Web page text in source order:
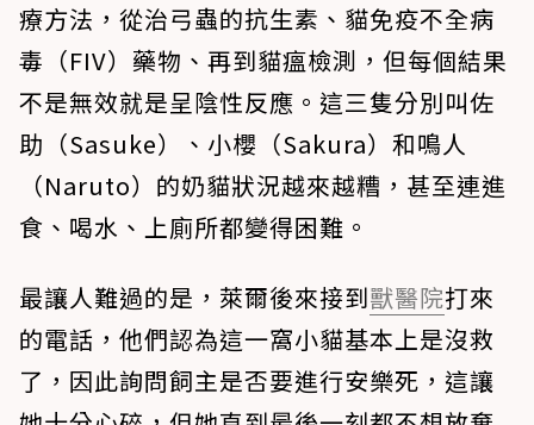
療方法，從治弓蟲的抗生素、貓免疫不全病
毒（FIV）藥物、再到貓瘟檢測，但每個結果
不是無效就是呈陰性反應。這三隻分別叫佐
助（Sasuke）、小櫻（Sakura）和鳴人
（Naruto）的奶貓狀況越來越糟，甚至連進
食、喝水、上廁所都變得困難。
最讓人難過的是，萊爾後來接到獸醫院打來
的電話，他們認為這一窩小貓基本上是沒救
了，因此詢問飼主是否要進行安樂死，這讓